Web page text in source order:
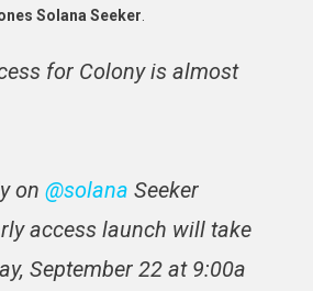
Solana Seeker
for Colony is almost
on @solana Seeker
access launch will take
September 22 at 9:00a